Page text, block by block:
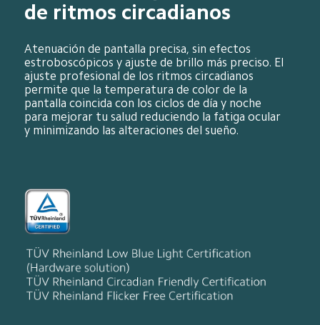
de ritmos circadianos
Atenuación de pantalla precisa, sin efectos
estroboscópicos y ajuste de brillo más preciso. El
ajuste profesional de los ritmos circadianos
permite que la temperatura de color de la
pantalla coincida con los ciclos de día y noche
para mejorar tu salud reduciendo la fatiga ocular
y minimizando las alteraciones del sueño.